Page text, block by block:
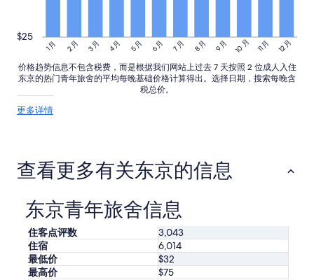
1 月 2 月 3 月 4 月 5 月 6 月 7 月 8 月 9 月 10 月 11 月 12 月
$25
价格趋势信息不包含税费，而是根据我们网站上过去 7 天按照 2 位成人入住
东京的热门青年旅舍的平均每晚基础价格计算得出。选择日期，搜索每晚含
税总价。
更多详情关
趋
势
更
多
详
情
查看更多有关东京的信息
东京青年旅舍信息
住客点评数
3,043
住宿
6,014
最低价
$32
最高价
$75